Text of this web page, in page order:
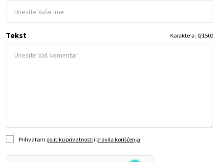
Tekst Karaktera: 0/1500
Prihvatam politiku privatnosti i pravila korišćenja